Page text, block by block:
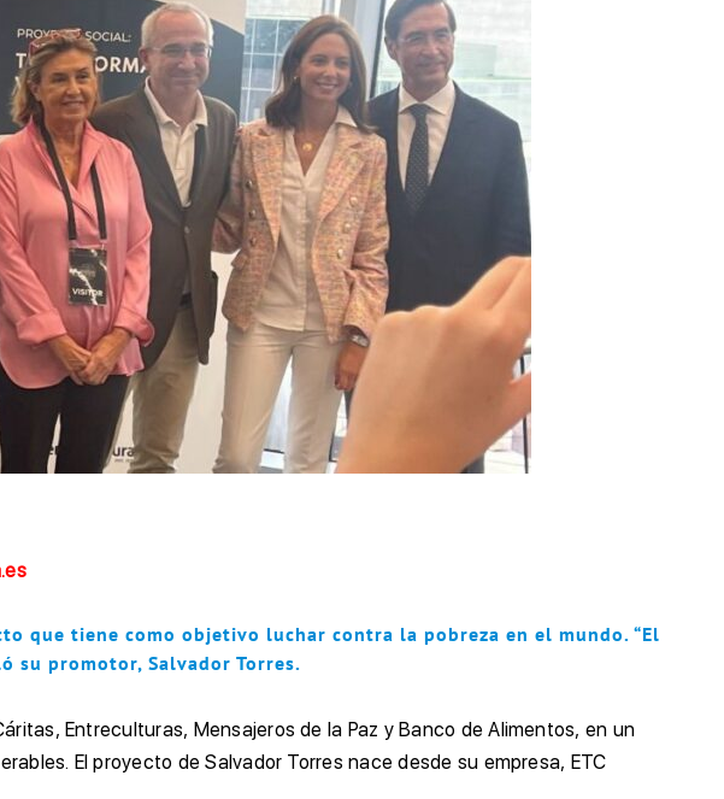
que tiene como objetivo luchar contra la pobreza en el mundo. “El
su promotor, Salvador Torres.
Entreculturas, Mensajeros de la Paz y Banco de Alimentos, en un
El proyecto de Salvador Torres nace desde su empresa, ETC